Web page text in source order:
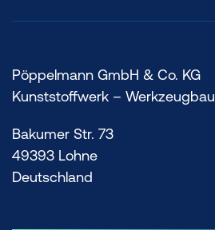
Pöppelmann GmbH & Co. KG
Kunststoffwerk – Werkzeugbau
Bakumer Str. 73
49393 Lohne
Deutschland